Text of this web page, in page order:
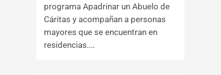
programa Apadrinar un Abuelo de
Cáritas y acompañan a personas
mayores que se encuentran en
residencias....